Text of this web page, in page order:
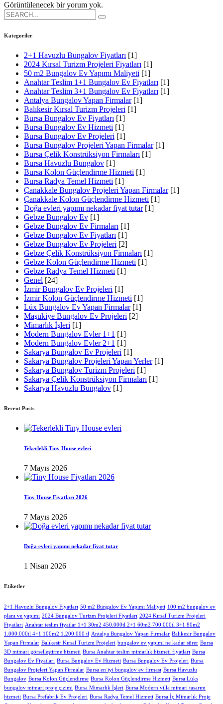
Görüntülenecek bir yorum yok.
Search
for:
Kategoriler
2+1 Havuzlu Bungalov Fiyatları [1]
2024 Kırsal Turizm Projeleri Fiyatları [1]
50 m2 Bungalov Ev Yapımı Maliyeti [1]
Anahtar Teslim 1+1 Bungalov Ev Fiyatları [1]
Anahtar Teslim 3+1 Bungalov Ev Fiyatları [1]
Antalya Bungalov Yapan Firmalar [1]
Balıkesir Kırsal Turizm Projeleri [1]
Bursa Bungalov Ev Fiyatları [1]
Bursa Bungalov Ev Hizmeti [1]
Bursa Bungalov Ev Projeleri [1]
Bursa Bungalov Projeleri Yapan Firmalar [1]
Bursa Çelik Konstrüksiyon Firmaları [1]
Bursa Havuzlu Bungalov [1]
Bursa Kolon Güçlendirme Hizmeti [1]
Bursa Radya Temel Hizmeti [1]
Çanakkale Bungalov Projeleri Yapan Firmalar [1]
Çanakkale Kolon Güçlendirme Hizmeti [1]
Doğa evleri yapımı nekadar fiyat tutar [1]
Gebze Bungalov Ev [1]
Gebze Bungalov Ev Firmaları [1]
Gebze Bungalov Ev Fiyatları [1]
Gebze Bungalov Ev Projeleri [2]
Gebze Çelik Konstrüksiyon Firmaları [1]
Gebze Kolon Güçlendirme Hizmeti [1]
Gebze Radya Temel Hizmeti [1]
Genel [24]
İzmir Bungalov Ev Projeleri [1]
İzmir Kolon Güçlendirme Hizmeti [1]
Lüx Bungalov Ev Yapan Firmalar [1]
Maşukiye Bungalov Ev Projeleri [2]
Mimarlık İşleri [1]
Modern Bungalov Evler 1+1 [1]
Modern Bungalov Evler 2+1 [1]
Sakarya Bungalov Ev Projeleri [1]
Sakarya Bungalov Projeleri Yapan Yerler [1]
Sakarya Bungalov Turizm Projeleri [1]
Sakarya Çelik Konstrüksiyon Firmaları [1]
Sakarya Havuzlu Bungalov [1]
Recent Posts
Tekerlekli Tiny House evleri
7 Mayıs 2026
Tiny House Fiyatları 2026
7 Mayıs 2026
Doğa evleri yapımı nekadar fiyat tutar
1 Nisan 2026
Etiketler
2+1 Havuzlu Bungalov Fiyatları 50 m2 Bungalov Ev Yapımı Maliyeti 100 m2 bungalov ev
planı ve yapımı 2024 Bungalov Turizm Projeleri Fiyatları 2024 Kırsal Turizm Projeleri
Fiyatları Anahtar teslim fiyatlar 1+1 30m2 450.000tl 2+1 60m2 700.000tl 3+1 80m2
1.000.000tl 4+1 100m2 1.200.000 tl
Antalya Bungalov Yapan Firmalar Balıkesir Bungalov
Yapan Firmalar Balıkesir Kırsal Turizm Projeleri bungalov ev yapımı ne kadar sürer Bursa
3D mimari görselleştirme hizmeti Bursa Anahtar teslim mimarlık hizmeti fiyatları Bursa
Bungalov Ev Fiyatları Bursa Bungalov Ev Hizmeti Bursa Bungalov Ev Projeleri Bursa
Bungalov Projeleri Yapan Firmalar Bursa en iyi bungalov ev firması Bursa Havuzlu
Bungalov Bursa Kolon Güçlendirme Bursa Kolon Güçlendirme Hizmeti Bursa Lüks
bungalov mimari proje çizimi Bursa Mimarlık İşleri Bursa Modern villa mimari tasarım
hizmeti Bursa Prefabrik Ev Projeleri Bursa Radya Temel Hizmeti Bursa İç Mimarlık Proje